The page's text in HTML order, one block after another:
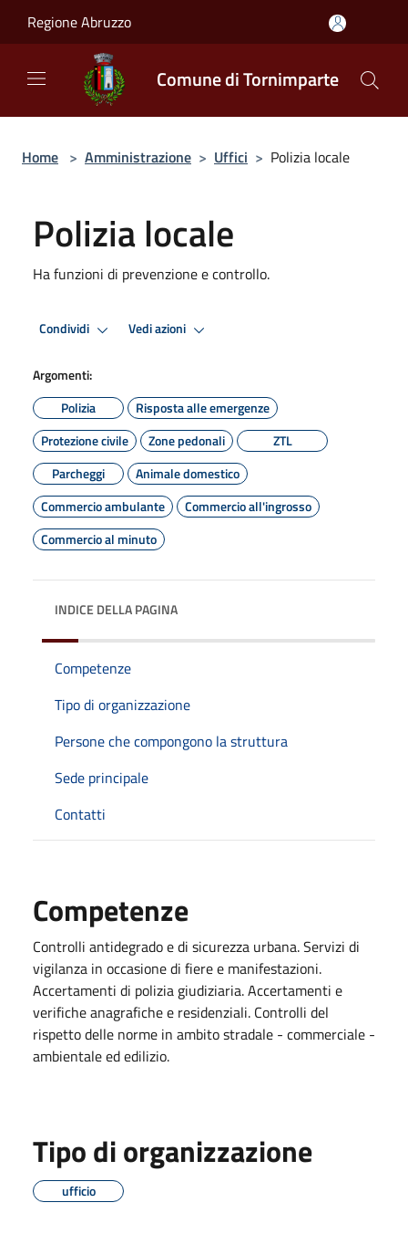
Regione Abruzzo
Comune di Tornimparte
Home > Amministrazione > Uffici > Polizia locale
Polizia locale
Ha funzioni di prevenzione e controllo.
Condividi Vedi azioni
Argomenti:
Polizia
Risposta alle emergenze
Protezione civile
Zone pedonali
ZTL
Parcheggi
Animale domestico
Commercio ambulante
Commercio all'ingrosso
Commercio al minuto
INDICE DELLA PAGINA
Competenze
Tipo di organizzazione
Persone che compongono la struttura
Sede principale
Contatti
Competenze
Controlli antidegrado e di sicurezza urbana. Servizi di
vigilanza in occasione di fiere e manifestazioni.
Accertamenti di polizia giudiziaria. Accertamenti e
verifiche anagrafiche e residenziali. Controlli del
rispetto delle norme in ambito stradale - commerciale -
ambientale ed edilizio.
Tipo di organizzazione
ufficio